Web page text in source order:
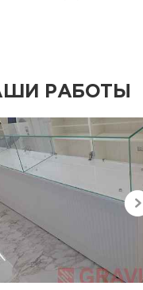
РАБОТЫ
НЕДАВНО